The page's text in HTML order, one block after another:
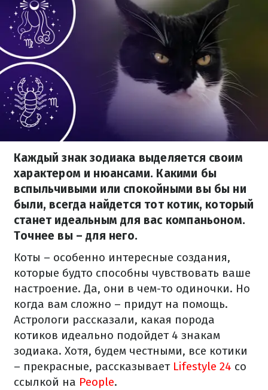
Каждый знак зодиака выделяется своим
характером и нюансами. Какими бы
вспыльчивыми или спокойными вы бы ни
были, всегда найдется тот котик, который
станет идеальным для вас компаньоном.
Точнее вы – для него.
Коты – особенно интересные создания,
которые будто способны чувствовать ваше
настроение. Да, они в чем-то одиночки. Но
когда вам сложно – придут на помощь.
Астрологи рассказали, какая порода
котиков идеально подойдет 4 знакам
зодиака. Хотя, будем честными, все котики
– прекрасные, рассказывает Lifestyle 24 со
ссылкой на People.